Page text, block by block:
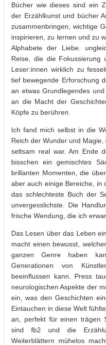
Bücher wie dieses sind ein
der Erzählkunst und bücher
zusammenbringen, wichtige
inspirieren, zu lernen und zu
Alphabete der Liebe.
Reise, die die Fokussierung
Leser:innen wirklich zu
tief bewegende Erforschung
an etwas Grundlegendes
an die Macht der
Köpfe zu berühren.
Ich fand mich selbst in die
Reich der Wunder und
seltsam real war. Am Ende
bisschen ein gemischtes
brillanten Momenten, die
aber auch einige Bereiche, in
das schlechteste Buch der
unvergesslichste. Die
frische Wendung, die ich
Das Lesen über das Leben
macht einen bewusst,
ganzen Genre haben
Generationen von
beeinflussen kann. Press
neurologischen Aspekte der
ein, was den Geschichten
Eintauchen in diese Welt
an, perfekt für einen trägen
sind fb2 und die
Weiterblättern mühelos